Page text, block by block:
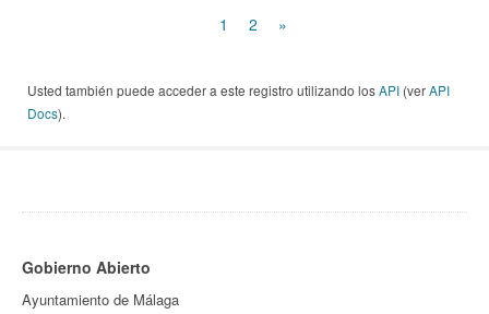
1 2 »
Usted también puede acceder a este registro utilizando losAPI (verAPI
Docs).
Gobierno Abierto
Ayuntamiento de Málaga